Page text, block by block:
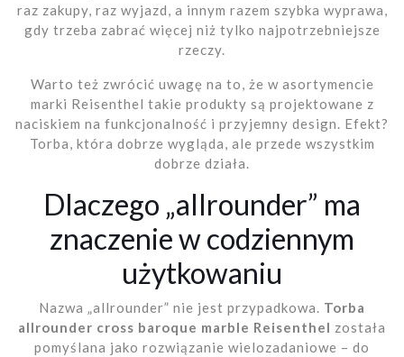
raz zakupy, raz wyjazd, a innym razem szybka wyprawa,
gdy trzeba zabrać więcej niż tylko najpotrzebniejsze
rzeczy.
Warto też zwrócić uwagę na to, że w asortymencie
marki Reisenthel takie produkty są projektowane z
naciskiem na funkcjonalność i przyjemny design. Efekt?
Torba, która dobrze wygląda, ale przede wszystkim
dobrze działa.
Dlaczego „allrounder” ma
znaczenie w codziennym
użytkowaniu
Nazwa „allrounder” nie jest przypadkowa. Torba
allrounder cross baroque marble Reisenthel została
pomyślana jako rozwiązanie wielozadaniowe – do